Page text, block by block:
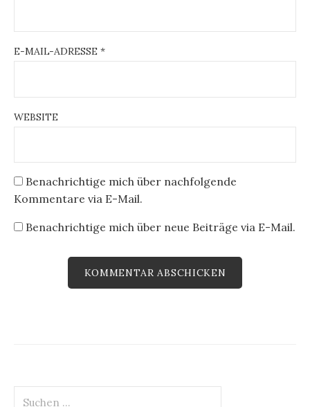
E-MAIL-ADRESSE *
WEBSITE
Benachrichtige mich über nachfolgende
Kommentare via E-Mail.
Benachrichtige mich über neue Beiträge via E-Mail.